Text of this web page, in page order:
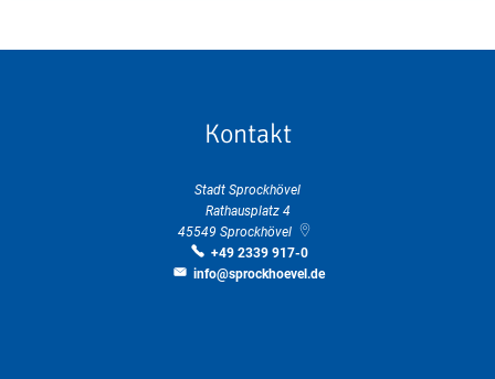
Kontakt
Stadt Sprockhövel
Rathausplatz 4
45549 Sprockhövel
+49 2339 917-0
info@sprockhoevel.de